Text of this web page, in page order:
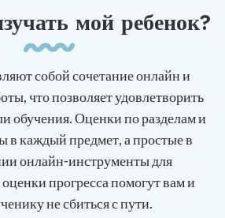
мой ребенок?
собой сочетание онлайн и
что позволяет удовлетворить
обучения. Оценки по разделам и
в каждый предмет, а простые в
онлайн-инструменты для
прогресса помогут вам и
не сбиться с пути.